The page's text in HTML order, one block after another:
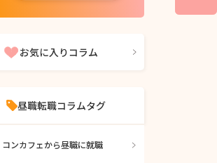
お気に入りコラム
昼職転職コラムタグ
コンカフェから昼職に就職